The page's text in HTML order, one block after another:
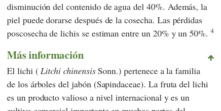
disminución del contenido de agua del 40%. Además, la
piel puede dorarse después de la cosecha. Las pérdidas
poscosecha de lichis se estiman entre un 20% y un 50%.4
Más información
El lichi ( Litchi chinensisSonn.) pertenece a la familia
de los árboles del jabón (Sapindaceae). La fruta del lichi
es un producto valioso a nivel internacional y es un